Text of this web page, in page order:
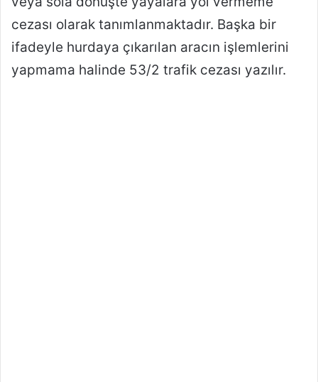
cezası olarak tanımlanmaktadır. Başka bir
ifadeyle hurdaya çıkarılan aracın işlemlerini
yapmama halinde 53/2 trafik cezası yazılır.